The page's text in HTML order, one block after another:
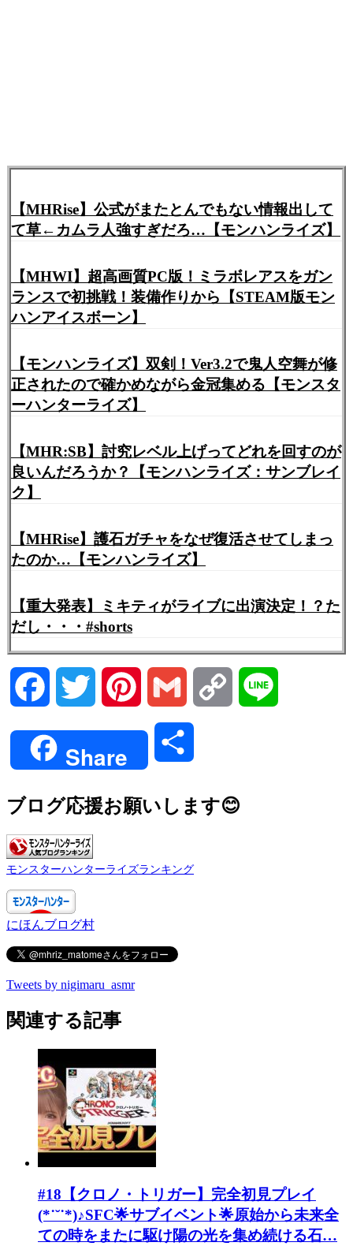
【MHRise】公式がまたとんでもない情報出して
て草←カムラ人強すぎだろ…【モンハンライズ】
【MHWI】超高画質PC版！ミラボレアスをガン
ランスで初挑戦！装備作りから【STEAM版モン
ハンアイスボーン】
【モンハンライズ】双剣！Ver3.2で鬼人空舞が修
正されたので確かめながら金冠集める【モンスタ
ーハンターライズ】
【MHR:SB】討究レベル上げってどれを回すのが
良いんだろうか？【モンハンライズ：サンブレイ
ク】
【MHRise】護石ガチャをなぜ復活させてしまっ
たのか…【モンハンライズ】
【重大発表】ミキティがライブに出演決定！？た
だし・・・#shorts
Facebook Twitter Pinterest Gmail Copy
Share
ブログ応援お願いします😊
モンスターハンターライズランキング
にほんブログ村
Tweets by nigimaru_asmr
関連する記事
#18【クロノ・トリガー】完全初見プレイ
(*˙˘˙*)♪SFC🌟サブイベント🌟原始から未来全
ての時をまたに駆け陽の光を集め続ける石…